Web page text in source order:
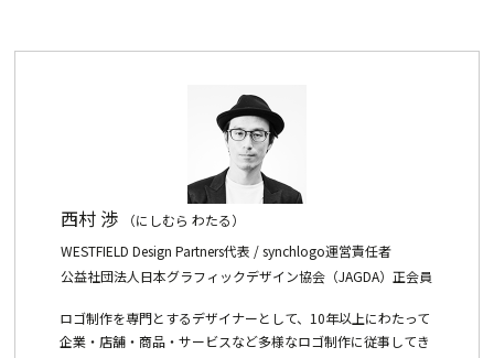
西村 渉
（にしむら わたる）
WESTFIELD Design Partners代表 / synchlogo運営責任者
公益社団法人日本グラフィックデザイン協会（JAGDA）正会員
ロゴ制作を専門とするデザイナーとして、10年以上にわたって
企業・店舗・商品・サービスなど多様なロゴ制作に従事してき